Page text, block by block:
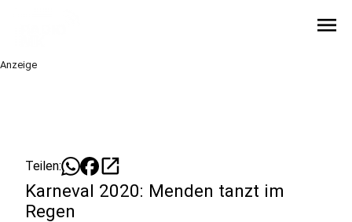
menu
Anzeige
Teilen: open_in_new
Karneval 2020: Menden tanzt im
Regen